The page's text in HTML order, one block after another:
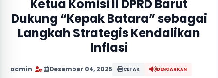
Ketua Komisi II DPRD Barut
Dukung “Kepak Batara” sebagai
Langkah Strategis Kendalikan
Inflasi
admin Desember 04, 2025 CETAK DENGARKAN